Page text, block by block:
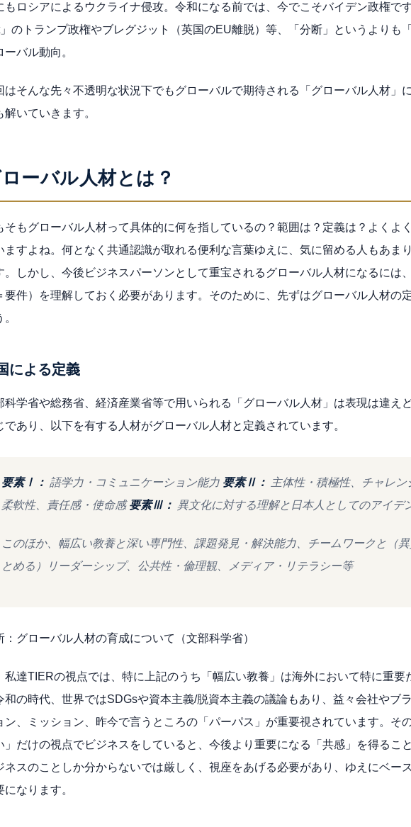
もロシアによるウクライナ侵攻。令和になる前では、今でこそバイデン政権で
のトランプ政権やブレグジット（英国のEU離脱）等、「分断」というよりも
ーバル動向。
はそんな先々不透明な状況下でもグローバルで期待される「グローバル人材」
解いていきます。
ーバル人材とは？
そもグローバル人材って具体的に何を指しているの？範囲は？定義は？よくよ
ますよね。何となく共通認識が取れる便利な言葉ゆえに、気に留める人もあま
。しかし、今後ビジネスパーソンとして重宝されるグローバル人材になるには
要件）を理解しておく必要があります。そのために、先ずはグローバル人材の
による定義
科学省や総務省、経済産業省等で用いられる「グローバル人材」は表現は違え
であり、以下を有する人材がグローバル人材と定義されています。
要素Ⅰ： 語学力・コミュニケーション能力 要素Ⅱ：
主体性・積極性、チャレン
柔軟性、責任感・使命感要素Ⅲ： 異文化に対する理解と日本人としてのアイデ
このほか、幅広い教養と深い専門性、課題発見・解決能力、チームワークと（
とめる）リーダーシップ、公共性・倫理観、メディア・リテラシー等
：グローバル人材の育成について（文部科学省）
私達TIERの視点では、特に上記のうち「幅広い教養」は海外において特に重要
和の時代、世界ではSDGsや資本主義/脱資本主義の議論もあり、益々会社やブ
ン、ミッション、昨今で言うところの「パーパス」が重要視されています。そ
」だけの視点でビジネスをしていると、今後より重要になる「共感」を得るこ
ネスのことしか分からないでは厳しく、視座をあげる必要があり、ゆえにベー
になります。